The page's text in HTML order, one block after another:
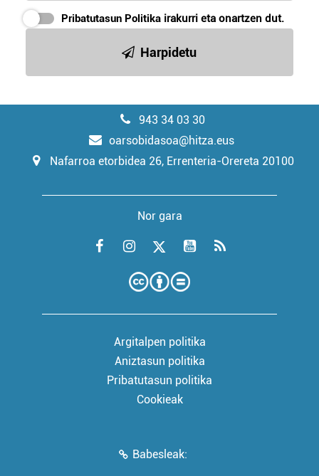
Pribatutasun Politika irakurri eta onartzen dut.
Harpidetu
943 34 03 30
oarsobidasoa@hitza.eus
Nafarroa etorbidea 26, Errenteria-Orereta 20100
Nor gara
Argitalpen politika
Aniztasun politika
Pribatutasun politika
Cookieak
Babesleak: